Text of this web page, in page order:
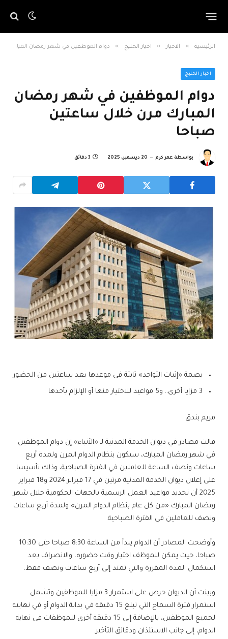
الرئيسية » الاخبار » اخبار الخليج » دوام الموظفين في شهر رمضان المبارك مرن خلال ساعتين صباحا
اخبار الخليج
دوام الموظفين في شهر رمضان
المبارك مرن خلال ساعتين
صباحا
بواسطة عمر كرم 20 ديسمبر، 2025 3 دقائق
بصمة «إثبات التواجد» ثابتة في موعدها بعد ساعتين من الحضور
3 مزايا أخرى.. و5 مواعيد للاختيار منها أو الإلزام بأحدها
مريم بندق
قالت مصادر في ديوان الخدمة المدنية لـ «الأنباء» إن دوام الموظفين
في شهر رمضان المبارك، سيكون بنظام الدوام المرن ولمدة أربع
ساعات ونصف الساعة للعاملين في الفترة الصباحية، وذلك تأسيسا
على إعلان ديوان الخدمة المدنية مرتين في 17 فبراير 2024 و18 فبراير
2025 أن تحديد مواعيد العمل الرسمية بالجهات الحكومية خلال شهر
رمضان المبارك «من كل عام بنظام الدوام المرن» ولمدة أربع ساعات
ونصف للعاملين في الفترة الصباحية.
وأوضحت المصادر أن الدوام يبدأ من الساعة 8:30 صباحا حتى 10:30
صباحا، حيث يمكن للموظف اختيار وقت حضوره، والانصراف بعد
استكمال المدة المقررة والتي تمتد إلى أربع ساعات ونصف فقط.
وبينت أن الديوان حرص على استمرار 3 مزايا للموظفين وتشمل
استمرار فترة السماح التي تبلغ 15 دقيقة في بداية الدوام أو في نهايته
لجميع الموظفين، بالإضافة إلى 15 دقيقة أخرى للموظفات في نهاية
الدوام، إلى جانب الاستئذان ودقائق التأخير.